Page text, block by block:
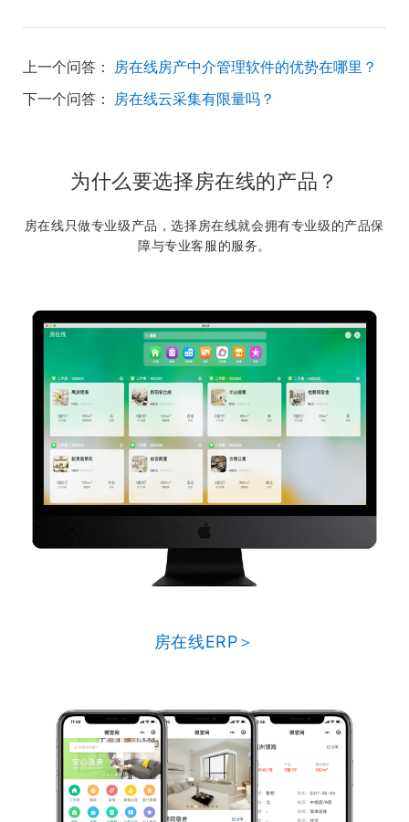
上一个问答： 房在线房产中介管理软件的优势在哪里？
下一个问答： 房在线云采集有限量吗？
为什么要选择房在线的产品？
房在线只做专业级产品，选择房在线就会拥有专业级的产品保
障与专业客服的服务。
房在线ERP＞